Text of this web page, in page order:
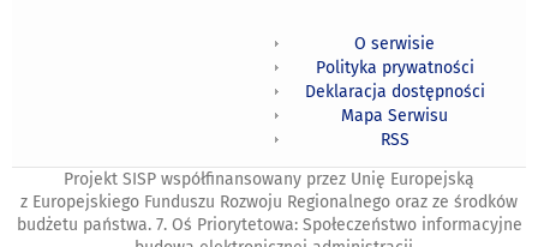
O serwisie
Polityka prywatności
Deklaracja dostępności
Mapa Serwisu
RSS
Projekt SISP współfinansowany przez Unię Europejską
z Europejskiego Funduszu Rozwoju Regionalnego oraz ze środków
budżetu państwa. 7. Oś Priorytetowa: Społeczeństwo informacyjne